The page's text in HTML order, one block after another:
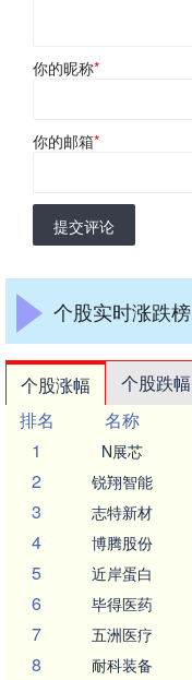
你的昵称*
你的邮箱*
提交评论
个股实时涨跌榜
个股涨幅 个股跌幅
排名
名称
1
N展芯
2 锐翔智能
3 志特新材
4 博腾股份
5 近岸蛋白
6 毕得医药
7 五洲医疗
8 耐科装备